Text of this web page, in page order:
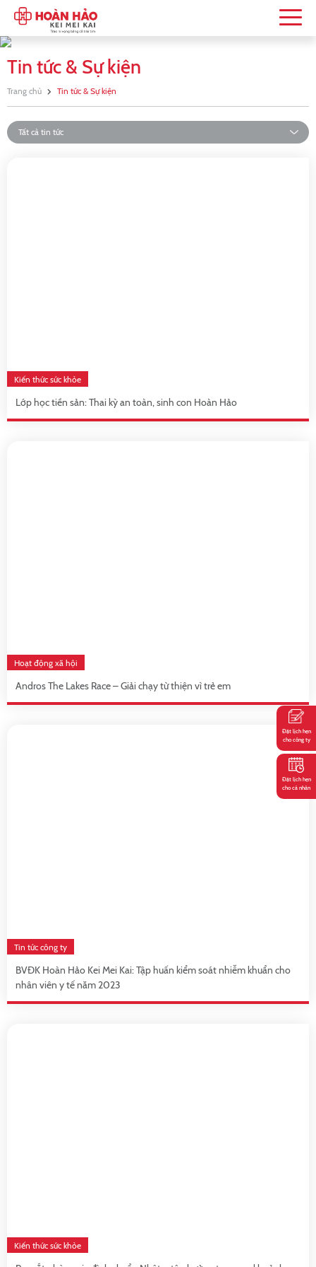
Tin tức & Sự kiện
Trang chủ Tin tức & Sự kiện
Kiến thức sức khỏe
Lớp học tiền sản: Thai kỳ an toàn, sinh con Hoàn Hảo
Hoạt động xã hội
Andros The Lakes Race – Giải chạy từ thiện vì trẻ em
Tin tức công ty
BVĐK Hoàn Hảo Kei Mei Kai: Tập huấn kiểm soát nhiễm khuẩn cho
nhân viên y tế năm 2023
Kiến thức sức khỏe
Đặt lịch hẹn
cho công ty
Đặt lịch hẹn
cho cá nhân